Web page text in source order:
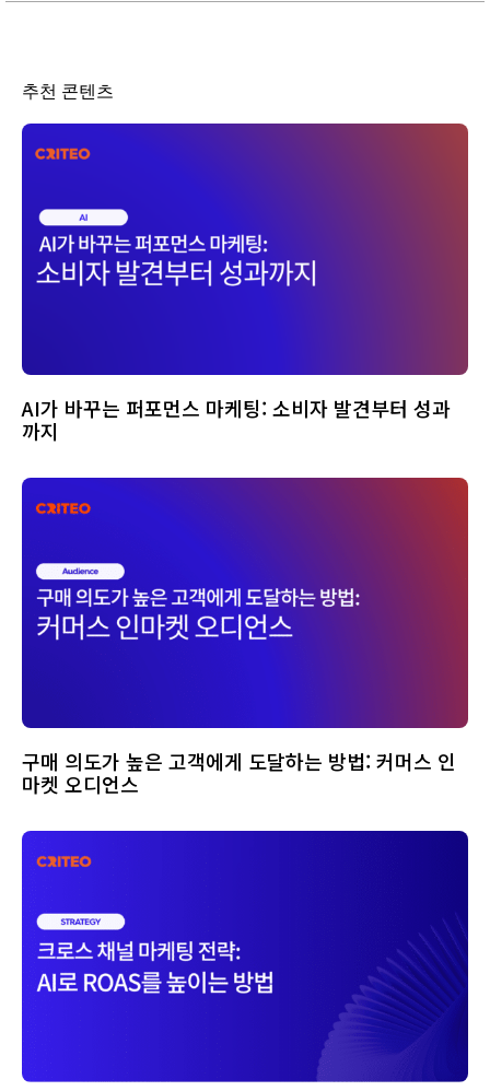
추천 콘텐츠
AI가 바꾸는 퍼포먼스 마케팅: 소비자 발견부터 성과
까지
구매 의도가 높은 고객에게 도달하는 방법: 커머스 인
마켓 오디언스